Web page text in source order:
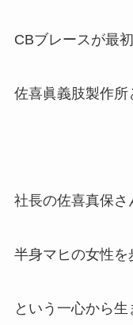
CBブレースが最
佐喜眞義肢製作所
社長の佐喜真保さ
半身マヒの女性を
という一心から生